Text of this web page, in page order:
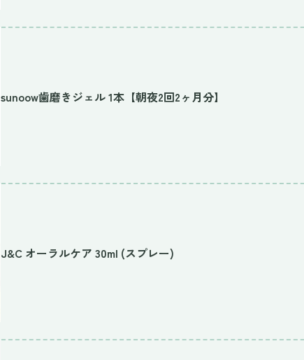
sunoow歯磨きジェル 1本【朝夜2回2ヶ月分】
J&C オーラルケア 30ml (スプレー)